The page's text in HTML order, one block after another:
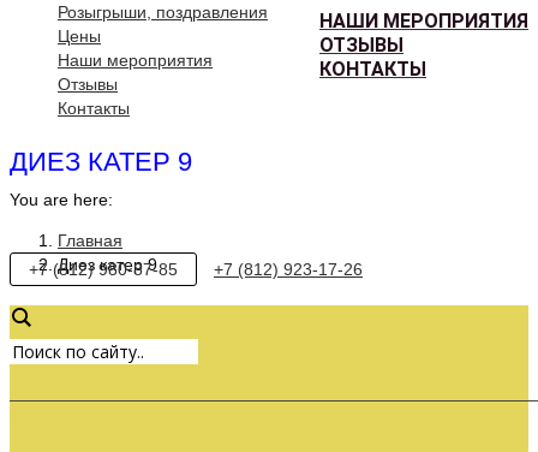
НАШИ МЕРОПРИЯТИЯ
ОТЗЫВЫ
КОНТАКТЫ
Розыгрыши, поздравления
Цены
Наши мероприятия
Отзывы
Контакты
ДИЕЗ КАТЕР 9
You are here:
Главная
Диез катер 9
+7 (812) 980-87-85 +7 (812) 923-17-26